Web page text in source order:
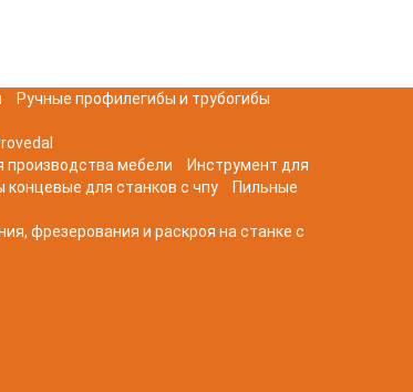
Ручные профилегибы и трубогибы
производства мебели
Инструмент для
концевые для станков с чпу
Пильные
фрезерования и раскроя на станке с